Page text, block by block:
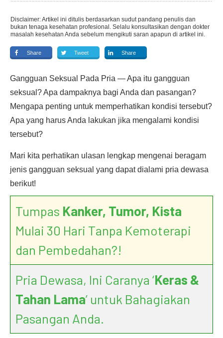
Disclaimer: Artikel ini ditulis berdasarkan sudut pandang penulis dan
bukan tenaga kesehatan profesional. Selalu konsultasikan dengan dokter
masalah kesehatan Anda sebelum mengikuti saran apapun di artikel ini.
Share Tweet Share
Gangguan Seksual Pada Pria — Apa itu gangguan
seksual? Apa dampaknya bagi Anda dan pasangan?
Mengapa penting untuk memperhatikan kondisi tersebut?
Apa yang harus Anda lakukan jika mengalami kondisi
tersebut?
Mari kita perhatikan ulasan lengkap mengenai beragam
jenis gangguan seksual yang dapat dialami pria dewasa
berikut!
Tumpas Kanker, Tumor, Kista
Mulai 30 Hari Tanpa Kemoterapi
dan Pembedahan?!
Pria Dewasa, Ini Caranya ‘Keras &
Tahan Lama’ untuk Bahagiakan
Pasangan Anda.